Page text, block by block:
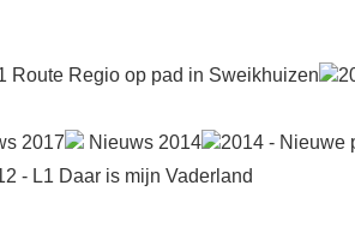
Route Regio op pad in Sweikhuizen
2017 Nieuws 2014
2014 - Nieuwe
- L1 Daar is mijn Vaderland